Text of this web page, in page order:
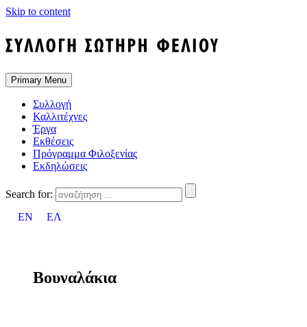
Skip to content
Primary Menu
Συλλογή
Καλλιτέχνες
Έργα
Εκθέσεις
Πρόγραμμα Φιλοξενίας
Εκδηλώσεις
Search for:
EN
ΕΛ
Βουναλάκια